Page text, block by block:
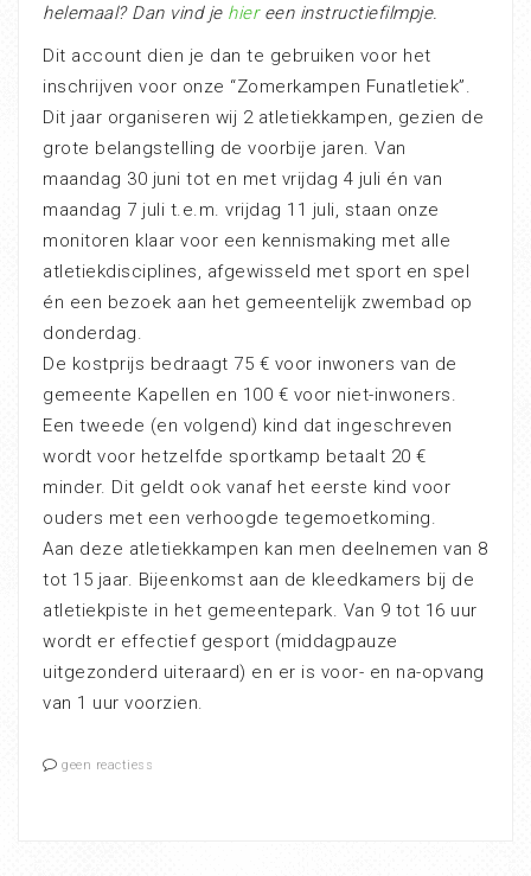
helemaal? Dan vind je hier een instructiefilmpje.
Dit account dien je dan te gebruiken voor het
inschrijven voor onze “Zomerkampen Funatletiek”.
Dit jaar organiseren wij 2 atletiekkampen, gezien de
grote belangstelling de voorbije jaren. Van
maandag 30 juni tot en met vrijdag 4 juli én van
maandag 7 juli t.e.m. vrijdag 11 juli, staan onze
monitoren klaar voor een kennismaking met alle
atletiekdisciplines, afgewisseld met sport en spel
én een bezoek aan het gemeentelijk zwembad op
donderdag.
De kostprijs bedraagt 75 € voor inwoners van de
gemeente Kapellen en 100 € voor niet-inwoners.
Een tweede (en volgend) kind dat ingeschreven
wordt voor hetzelfde sportkamp betaalt 20 €
minder. Dit geldt ook vanaf het eerste kind voor
ouders met een verhoogde tegemoetkoming.
Aan deze atletiekkampen kan men deelnemen van 8
tot 15 jaar. Bijeenkomst aan de kleedkamers bij de
atletiekpiste in het gemeentepark. Van 9 tot 16 uur
wordt er effectief gesport (middagpauze
uitgezonderd uiteraard) en er is voor- en na-opvang
van 1 uur voorzien.
geen reactiess